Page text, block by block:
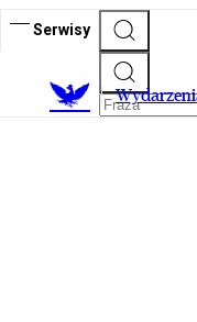
Serwisy